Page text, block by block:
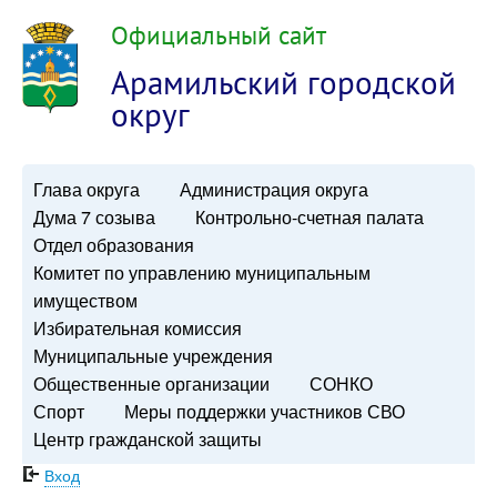
Официальный сайт
Арамильский городской
округ
Глава округа
Администрация округа
Дума 7 созыва
Контрольно-счетная палата
Отдел образования
Комитет по управлению муниципальным
имуществом
Избирательная комиссия
Муниципальные учреждения
Общественные организации
СОНКО
Спорт
Меры поддержки участников СВО
Центр гражданской защиты
Вход